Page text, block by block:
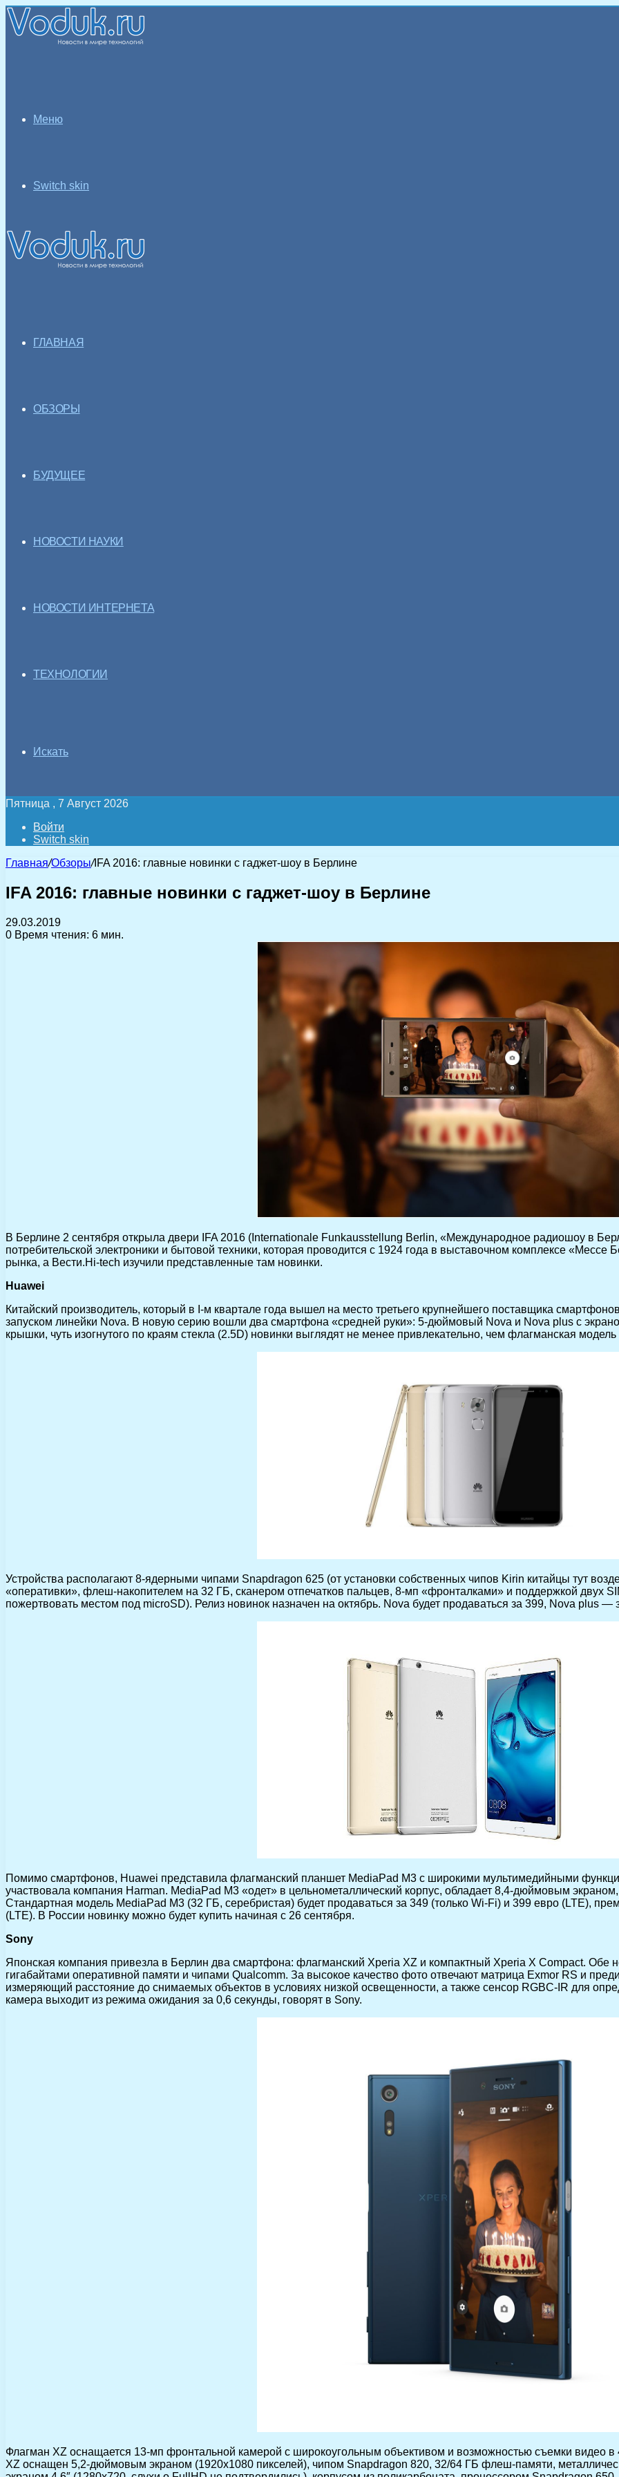
Меню
Switch skin
ГЛАВНАЯ
ОБЗОРЫ
БУДУЩЕЕ
НОВОСТИ НАУКИ
НОВОСТИ ИНТЕРНЕТА
ТЕХНОЛОГИИ
Искать
Пятница , 7 Август 2026
Войти
Switch skin
Главная/Обзоры/IFA 2016: главные новинки с гаджет-шоу в Берлине
IFA 2016: главные новинки с гаджет-шоу в Берлине
29.03.2019
0 Время чтения: 6 мин.
В Берлине 2 сентября открыла двери IFA 2016 (Internationale Funkausstellung Berlin, «Международное радиошоу в
потребительской электроники и бытовой техники, которая проводится с 1924 года в выставочном комплексе «Мессе
рынка, а Вести.Hi-tech изучили представленные там новинки.
Huawei
Китайский производитель, который в I-м квартале года вышел на место третьего крупнейшего поставщика
запуском линейки Nova. В новую серию вошли два смартфона «средней руки»: 5-дюймовый Nova и Nova plus с
крышки, чуть изогнутого по краям стекла (2.5D) новинки выглядят не менее привлекательно, чем флагманская модель
Устройства располагают 8-ядерными чипами Snapdragon 625 (от установки собственных чипов Kirin китайцы тут
«оперативки», флеш-накопителем на 32 ГБ, сканером отпечатков пальцев, 8-мп «фронталками» и поддержкой двух
пожертвовать местом под microSD). Релиз новинок назначен на октябрь. Nova будет продаваться за 399, Nova plus —
Помимо смартфонов, Huawei представила флагманский планшет MediaPad M3 с широкими мультимедийными
участвовала компания Harman. MediaPad M3 «одет» в цельнометаллический корпус, обладает 8,4-дюймовым
Стандартная модель MediaPad M3 (32 ГБ, серебристая) будет продаваться за 349 (только Wi-Fi) и 399 евро (LTE),
(LTE). В России новинку можно будет купить начиная с 26 сентября.
Sony
Японская компания привезла в Берлин два смартфона: флагманский Xperia XZ и компактный Xperia X Compact. Обе
гигабайтами оперативной памяти и чипами Qualcomm. За высокое качество фото отвечают матрица Exmor RS и
измеряющий расстояние до снимаемых объектов в условиях низкой освещенности, а также сенсор RGBC-IR для
камера выходит из режима ожидания за 0,6 секунды, говорят в Sony.
Флагман XZ оснащается 13-мп фронтальной камерой с широкоугольным объективом и возможностью съемки
XZ оснащен 5,2-дюймовым экраном (1920х1080 пикселей), чипом Snapdragon 820, 32/64 ГБ флеш-памяти,